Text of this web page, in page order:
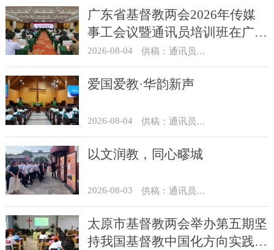
广东省基督教两会2026年传媒
事工会议暨通讯员培训班在广州
举办
2026-08-04 供稿：通讯员 汪浩
爱国爱教·华韵新声
2026-08-04 供稿：通讯员 景健美
以文润教，同心疁城
2026-08-03 供稿：通讯员 景健美
太原市基督教两会举办第五期坚
持我国基督教中国化方向实践能